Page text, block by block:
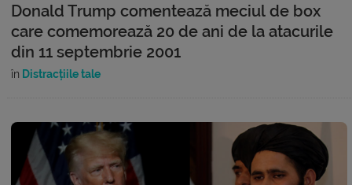
Donald Trump comentează meciul de box
care comemorează 20 de ani de la atacurile
din 11 septembrie 2001
în Distracțiile tale